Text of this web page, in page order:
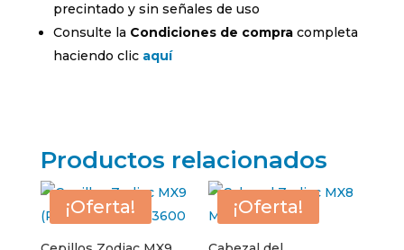
precintado y sin señales de uso
Consulte la Condiciones de compracompleta
haciendo clic aquí
Productos relacionados
¡Oferta! ¡Oferta!